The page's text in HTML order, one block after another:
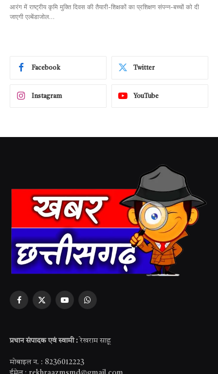
आरंग में राष्ट्रीय कृमि मुक्ति दिवस की तैयारी-शिक्षकों का प्रशिक्षण संपन्न-बच्चों को दी
जाएगी एल्बेंडाजोल…
Facebook Twitter
Instagram YouTube
Facebook
X
YouTubeWhatsApp
प्रधान संपादक एवं स्वामी : रेखराम साहू
मोबाइल न. : 8236012223